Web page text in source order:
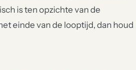
is ten opzichte van de
einde van de looptijd, dan houd